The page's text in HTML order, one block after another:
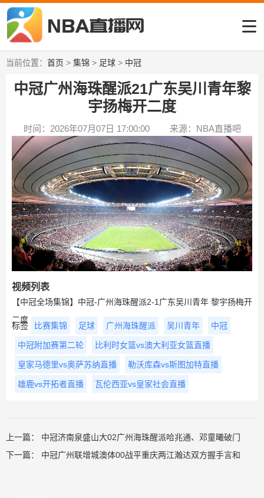
当前位置： 首页 > 集锦 > 足球 > 中冠
中冠广州海珠醒派21广东吴川青年黎
宇扬梅开二度
时间：2026年07月07日 17:00:00 来源：NBA直播吧
视频列表
【中冠全场集锦】中冠-广州海珠醒派2-1广东吴川青年 黎宇扬梅开
二度
标签 比赛集锦 足球 广州海珠醒派 吴川青年 中冠
中冠附加赛第二轮 比利时女篮vs澳大利亚女篮直播
皇家马德里vs奥萨苏纳直播 勒沃库森vs斯图加特直播
雄鹿vs开拓者直播 瓦伦西亚vs皇家社会直播
上一篇： 中冠济南泉盛山大02广州海珠醒派哈兆通、邓童曦破门
下一篇： 中冠广州联增城澳体00战平重庆两江瀚达双方握手言和